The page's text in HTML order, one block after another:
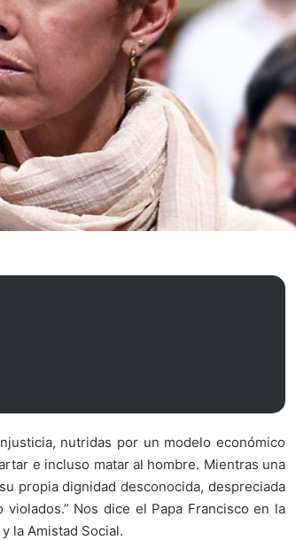
nutridas por un modelo económico
e incluso matar al hombre. Mientras una
propia dignidad desconocida, despreciada
Nos dice el Papa Francisco en la
la Amistad Social.